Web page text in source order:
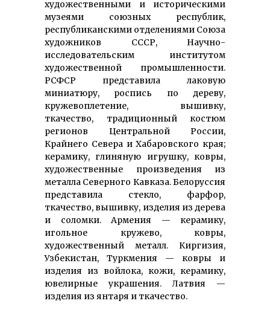
художественными и историческими
музеями союзных республик,
республиканскими отделениями Союза
художников СССР, Научно-
исследовательским институтом
художественной промышленности.
РСФСР представила лаковую
миниатюру, роспись по дереву,
кружевоплетение, вышивку,
ткачество, традиционный костюм
регионов Центральной России,
Крайнего Севера и Хабаровского края;
керамику, глиняную игрушку, ковры,
художественные произведения из
металла Северного Кавказа. Белоруссия
представила стекло, фарфор,
ткачество, вышивку, изделия из дерева
и соломки. Армения — керамику,
игольное кружево, ковры,
художественный металл. Киргизия,
Узбекистан, Туркмения — ковры и
изделия из войлока, кожи, керамику,
ювелирные украшения. Латвия —
изделия из янтаря и ткачество.